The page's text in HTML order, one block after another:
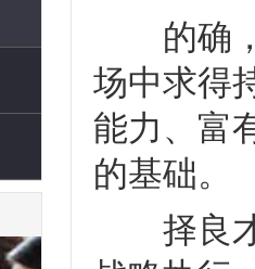
的确，
场中求得
能力、富
的基础。
择良才